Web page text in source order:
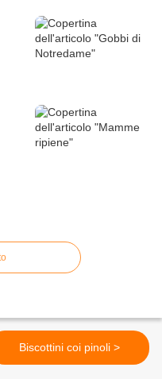
Biscottini coi pinoli >